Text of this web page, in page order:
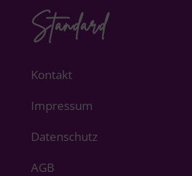
Standard
Kontakt
Impressum
Datenschutz
AGB